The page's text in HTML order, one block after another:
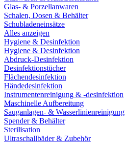
Glas- & Porzellanwaren
Schalen, Dosen & Behälter
Schubladeneinsätze
Alles anzeigen
Hygiene & Desinfektion
Hygiene & Desinfektion
Abdruck-Desinfektion
Desinfektionstücher
Flächendesinfektion
Händedesinfektion
Instrumentenreinigung & -desinfektion
Maschinelle Aufbereitung
Sauganlagen- & Wasserlinienreinigung
Spender & Behälter
Sterilisation
Ultraschallbäder & Zubehör